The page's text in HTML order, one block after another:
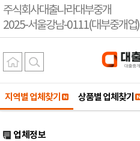
주식회사대출나라대부중개
2025-서울강남-0111(대부중개업)
지역별 업체찾기 상품별 업체찾기
업체정보